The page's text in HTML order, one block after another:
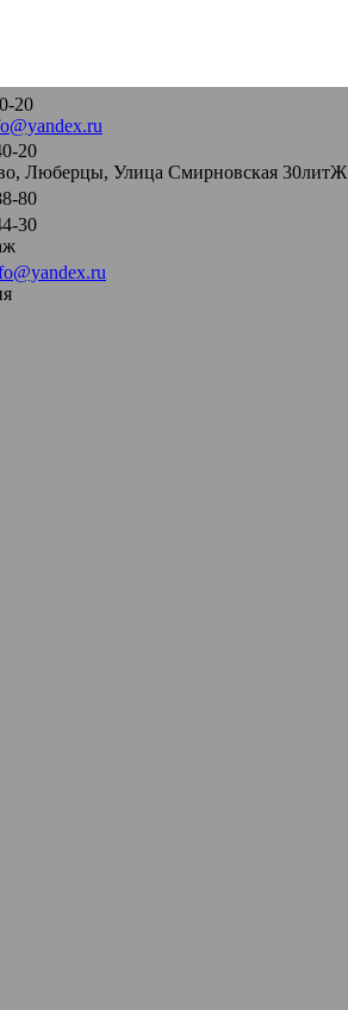
20
20
Люберцы, Улица Смирновская 30литЖ
80
30